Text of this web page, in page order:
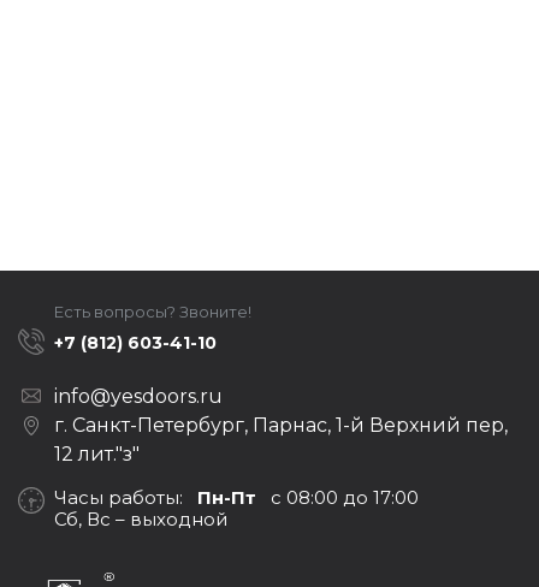
Есть вопросы? Звоните!
+7 (812) 603-41-10
info@yesdoors.ru
г. Санкт-Петербург, Парнас, 1-й Верхний пер,
12 лит."з"
Часы работы: Пн-Пт с 08:00 до 17:00
Сб, Вс – выходной